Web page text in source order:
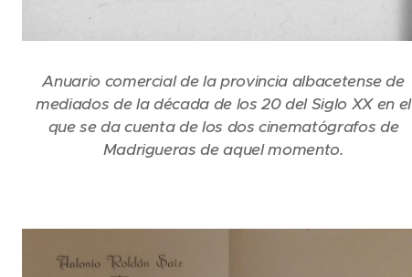
Anuario comercial de la provincia albacetense de
mediados de la década de los 20 del Siglo XX en el
que se da cuenta de los dos cinematógrafos de
Madrigueras de aquel momento.